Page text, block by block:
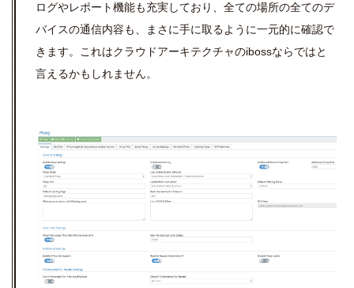
ログやレポート機能も充実しており、全ての場所の全てのデ
バイスの通信内容も、まさに手に取るように一元的に確認で
きます。これはクラウドアーキテクチャのibossならではと
言えるかもしれません。